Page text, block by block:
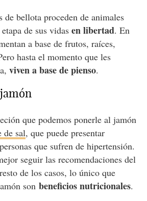
de bellota proceden de animales
de sus vidas en libertad. En
a base de frutos, raíces,
hasta el momento que les
viven a base de pienso.
que podemos ponerle al jamón
de sal, que puede presentar
que sufren de hipertensión.
seguir las recomendaciones del
de los casos, lo único que
son beneficios nutricionales.